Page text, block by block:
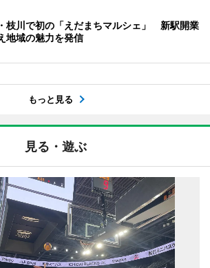
枝川で初の「えだまちマルシェ」 新駅開業
地域の魅力を発信
もっと見る
見る・遊ぶ